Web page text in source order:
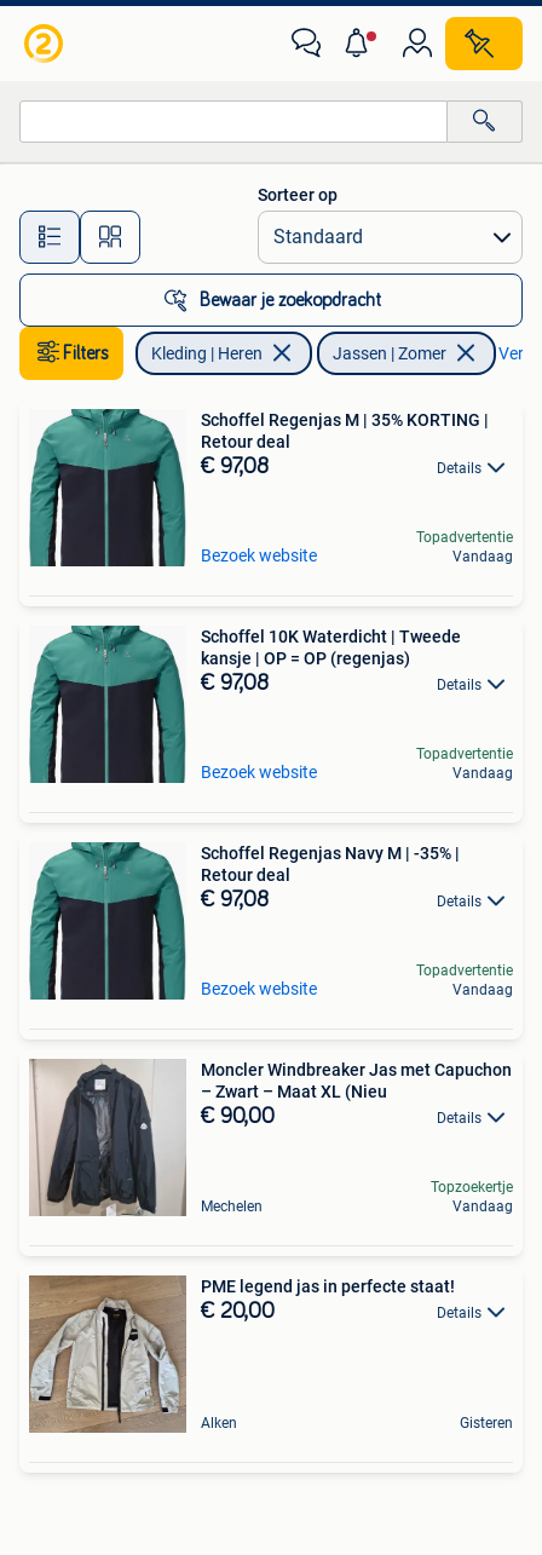
Alle afstanden…
Sorteer op
Bewaar je zoekopdracht
Filters Kleding | Heren Jassen | Zomer
Schoffel Regenjas M | 35% KORTING |
Retour deal
€ 97,08 Details
Bezoek website
Topadvertentie
Vandaag
Schoffel 10K Waterdicht | Tweede
kansje | OP = OP (regenjas)
€ 97,08 Details
Bezoek website
Topadvertentie
Vandaag
Schoffel Regenjas Navy M | -35% |
Retour deal
€ 97,08 Details
Bezoek website
Topadvertentie
Vandaag
Moncler Windbreaker Jas met Capuchon
– Zwart – Maat XL (Nieu
€ 90,00 Details
Mechelen
Topzoekertje
Vandaag
PME legend jas in perfecte staat!
€ 20,00 Details
Alken Gisteren